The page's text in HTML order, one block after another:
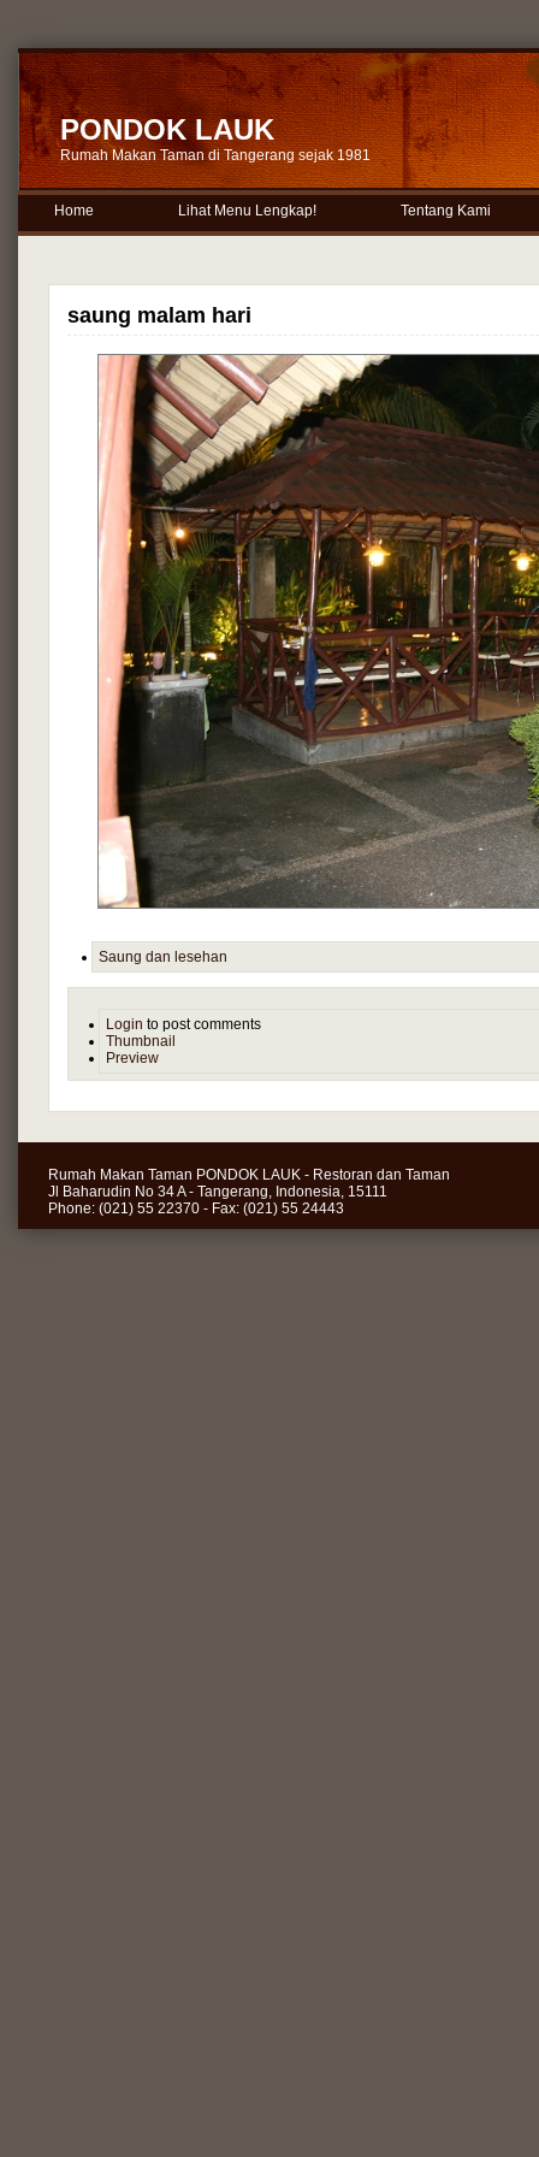
PONDOK LAUK
Rumah Makan Taman di Tangerang sejak 1981
Home Lihat Menu Lengkap! Tentang Kami
saung malam hari
Saung dan lesehan
Login to post comments
Thumbnail
Preview
Rumah Makan Taman PONDOK LAUK - Restoran dan Taman
Jl Baharudin No 34 A - Tangerang, Indonesia, 15111
Phone: (021) 55 22370 - Fax: (021) 55 24443